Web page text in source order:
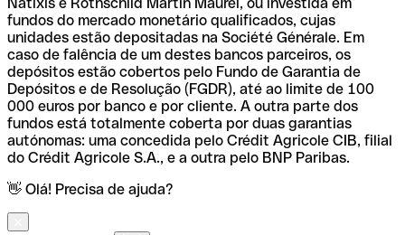
fundos do mercado monetário qualificados, cujas
unidades estão depositadas na Société Générale. Em
caso de falência de um destes bancos parceiros, os
depósitos estão cobertos pelo Fundo de Garantia de
Depósitos e de Resolução (FGDR), até ao limite de 100
000 euros por banco e por cliente. A outra parte dos
fundos está totalmente coberta por duas garantias
autónomas: uma concedida pelo Crédit Agricole CIB, filial
do Crédit Agricole S.A., e a outra pelo BNP Paribas.
👋 Olá! Precisa de ajuda?